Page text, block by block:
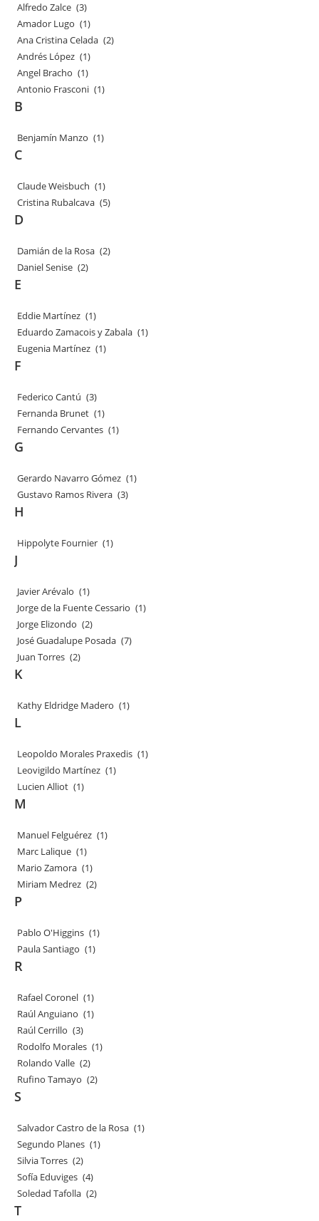
Alfredo Zalce (3)
Amador Lugo (1)
Ana Cristina Celada (2)
Andrés López (1)
Angel Bracho (1)
Antonio Frasconi (1)
B
Benjamín Manzo (1)
C
Claude Weisbuch (1)
Cristina Rubalcava (5)
D
Damián de la Rosa (2)
Daniel Senise (2)
E
Eddie Martínez (1)
Eduardo Zamacois y Zabala (1)
Eugenia Martínez (1)
F
Federico Cantú (3)
Fernanda Brunet (1)
Fernando Cervantes (1)
G
Gerardo Navarro Gómez (1)
Gustavo Ramos Rivera (3)
H
Hippolyte Fournier (1)
J
Javier Arévalo (1)
Jorge de la Fuente Cessario (1)
Jorge Elizondo (2)
José Guadalupe Posada (7)
Juan Torres (2)
K
Kathy Eldridge Madero (1)
L
Leopoldo Morales Praxedis (1)
Leovigildo Martínez (1)
Lucien Alliot (1)
M
Manuel Felguérez (1)
Marc Lalique (1)
Mario Zamora (1)
Miriam Medrez (2)
P
Pablo O'Higgins (1)
Paula Santiago (1)
R
Rafael Coronel (1)
Raúl Anguiano (1)
Raúl Cerrillo (3)
Rodolfo Morales (1)
Rolando Valle (2)
Rufino Tamayo (2)
S
Salvador Castro de la Rosa (1)
Segundo Planes (1)
Silvia Torres (2)
Sofía Eduviges (4)
Soledad Tafolla (2)
T